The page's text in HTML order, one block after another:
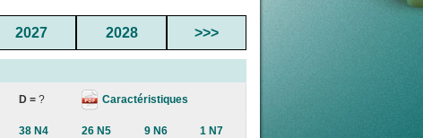
2027 2028 >>>
D = ? Caractéristiques
38 N4 26 N5 9 N6 1 N7